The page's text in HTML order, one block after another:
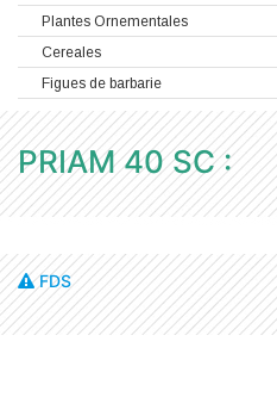
Plantes Ornementales
Cereales
Figues de barbarie
PRIAM 40 SC :
FDS